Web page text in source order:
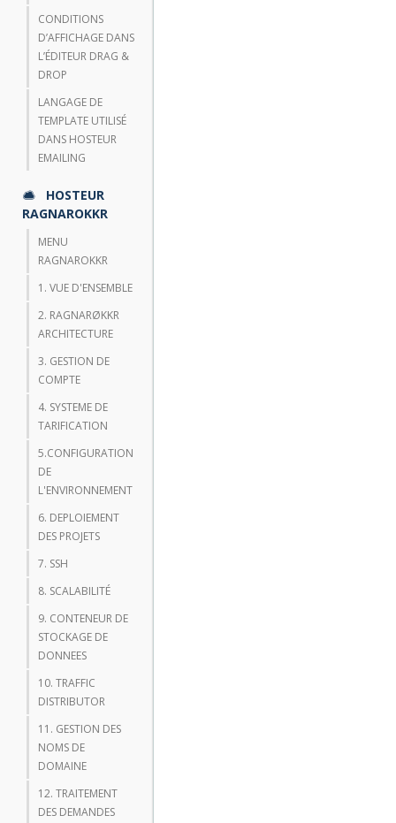
CONDITIONS
D’AFFICHAGE DANS
L’ÉDITEUR DRAG &
DROP
LANGAGE DE
TEMPLATE UTILISÉ
DANS HOSTEUR
EMAILING
HOSTEUR
RAGNAROKKR
MENU
RAGNAROKKR
1. VUE D'ENSEMBLE
2. RAGNARØKKR
ARCHITECTURE
3. GESTION DE
COMPTE
4. SYSTEME DE
TARIFICATION
5.CONFIGURATION
DE
L'ENVIRONNEMENT
6. DEPLOIEMENT
DES PROJETS
7. SSH
8. SCALABILITÉ
9. CONTENEUR DE
STOCKAGE DE
DONNEES
10. TRAFFIC
DISTRIBUTOR
11. GESTION DES
NOMS DE
DOMAINE
12. TRAITEMENT
DES DEMANDES